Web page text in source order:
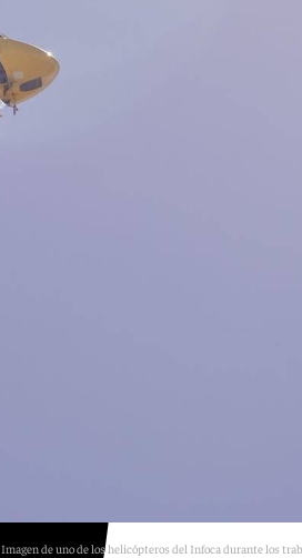
Imagen de uno de los helicópteros del Infoca durante los